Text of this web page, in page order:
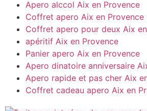
Apero alccol Aix en Provence
Coffret apero Aix en Provence
Coffret apero pour deux Aix
apéritif Aix en Provence
Panier apero Aix en Provence
Apero dinatoire anniversaire
Apero rapide et pas cher Aix
Coffret cadeau apero Aix en